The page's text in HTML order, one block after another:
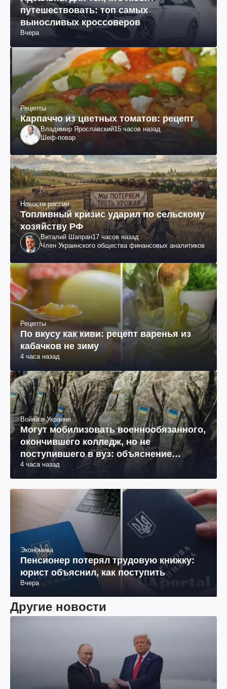
путешествовать: топ самых
выносливых кроссоверов
Вчера
Рецепты
Карпаччо из цветных томатов: рецепт
Владимир Ярославский15 часов назад
Шеф-повар
Новости россии
Топливный кризис ударил по сельскому
хозяйству РФ
Виталий Шапран17 часов назад
Член Украинского общества финансовых аналитиков
Рецепты
По вкусу как киви: рецепт варенья из
кабачков не зиму
4 часа назад
Война в Украине
Могут мобилизовать военнообязанного,
окончившего колледж, но не
поступившего в вуз: объяснение
юриста
4 часа назад
Экономика
Пенсионер потерял трудовую книжку:
юрист объяснил, как поступить
Вчера
Другие новости